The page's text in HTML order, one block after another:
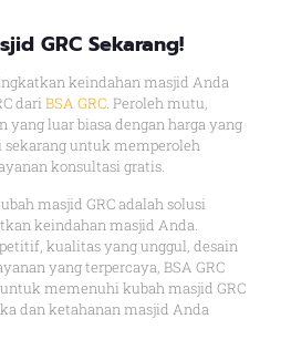
GRC Sekarang!
keindahan masjid Anda
dari BSA GRC. Peroleh mutu,
yang luar biasa dengan harga yang
untuk memperoleh
konsultasi gratis.
masjid GRC adalah solusi
keindahan masjid Anda.
kualitas yang unggul, desain
yang terpercaya, BSA GRC
memenuhi kubah masjid GRC
dan ketahanan masjid Anda